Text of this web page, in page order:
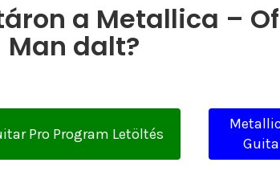
a Metallica –
Man dalt?
Pro Program Letöltés